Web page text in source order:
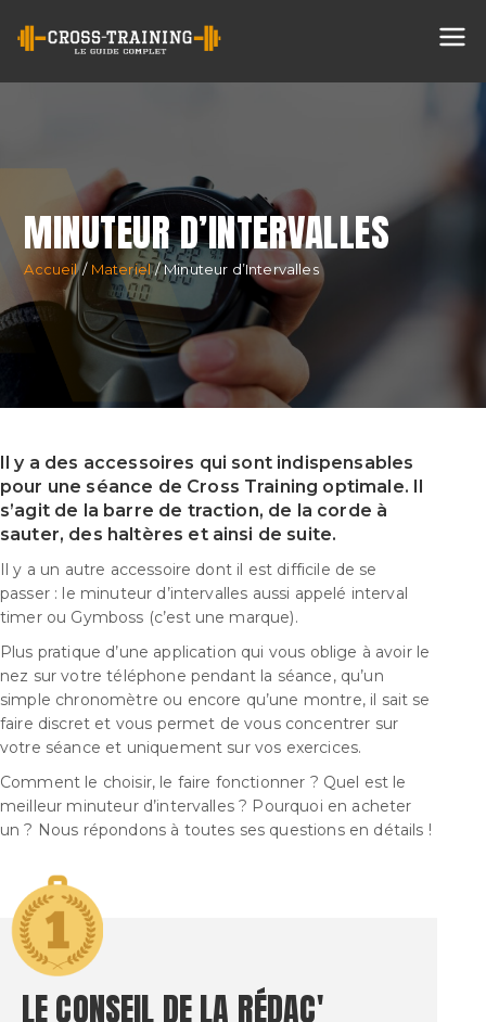
Cross
MINUTEUR D’INTERVALLES
Accueil Materiel Minuteur d’Intervalles
Il y a des accessoires qui sont indispensables
pour une séance de Cross Training optimale. Il
s’agit de la barre de traction, de la corde à
sauter, des haltères et ainsi de suite.
Il y a un autre accessoire dont il est difficile de se
passer : le minuteur d’intervalles aussi appelé interval
timer ou Gymboss (c’est une marque).
Plus pratique d’une application qui vous oblige à avoir le
nez sur votre téléphone pendant la séance, qu’un
simple chronomètre ou encore qu’une montre, il sait se
faire discret et vous permet de vous concentrer sur
votre séance et uniquement sur vos exercices.
Comment le choisir, le faire fonctionner ? Quel est le
meilleur minuteur d’intervalles ? Pourquoi en acheter
un ? Nous répondons à toutes ses questions en détails !
LE CONSEIL DELA RÉDAC'